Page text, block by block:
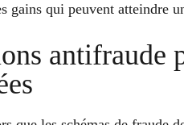
gains qui peuvent atteindre
antifraude